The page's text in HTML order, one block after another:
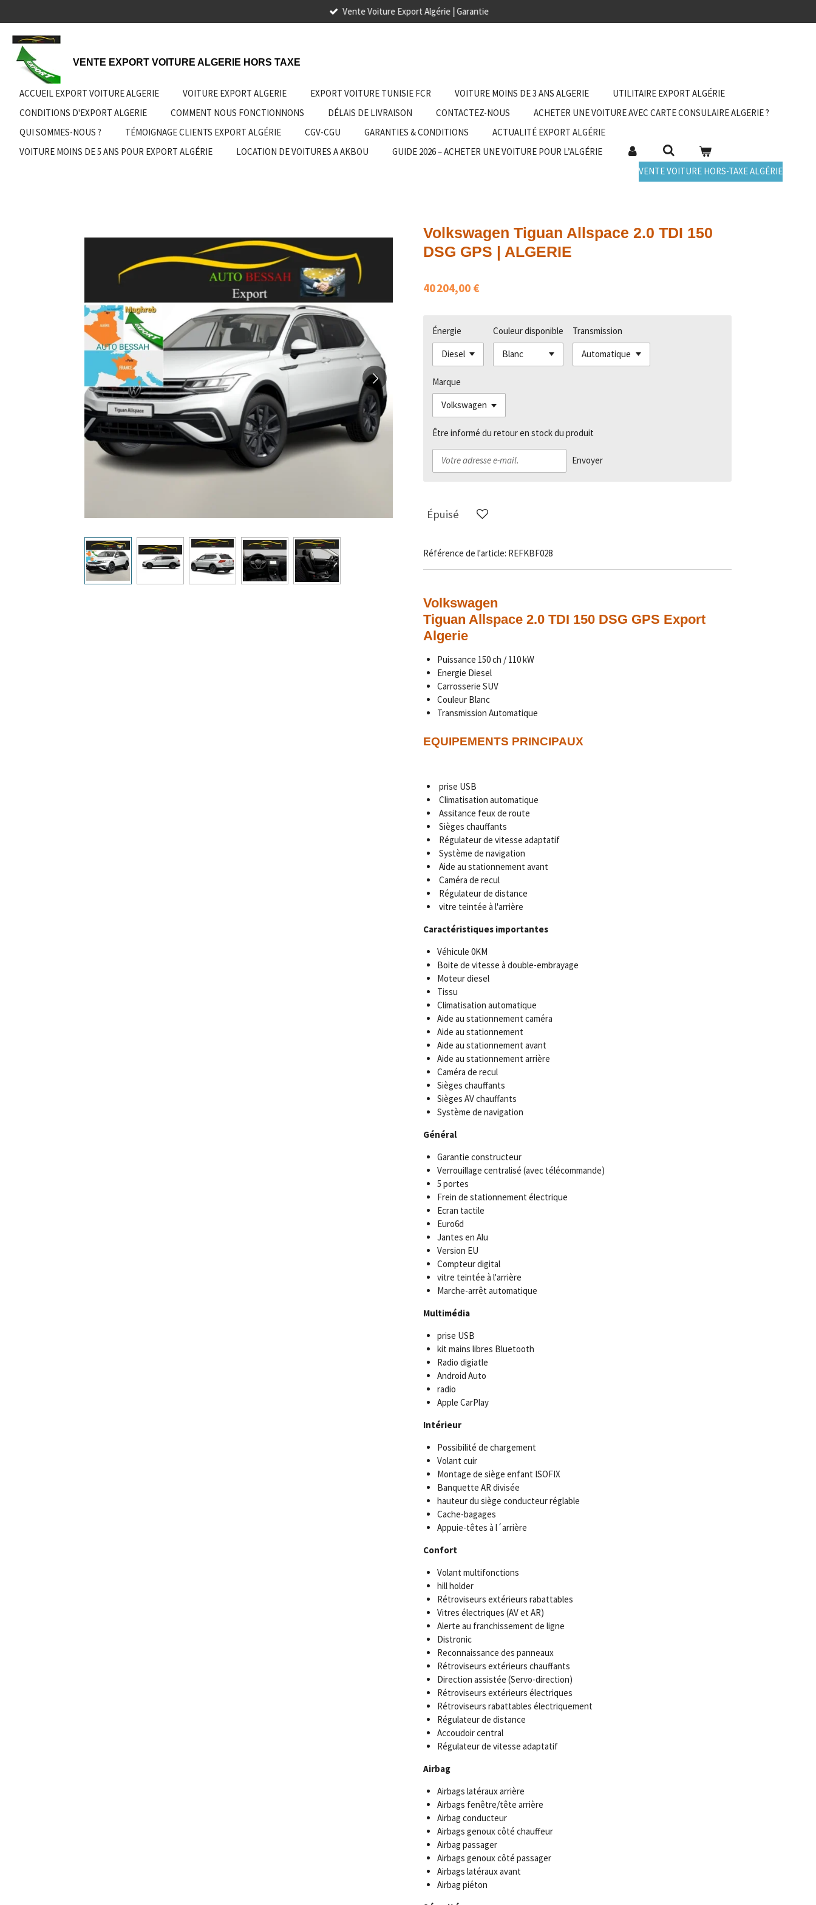
au
contenu
principal
Vente Voiture Export Algérie | Garantie
VENTE EXPORT VOITURE ALGERIE HORS TAXE
ACCUEIL EXPORT VOITURE ALGERIE VOITURE EXPORT ALGERIE EXPORT VOITURE TUNISIE FCR VOITURE MOINS DE 3 ANS ALGERIE
UTILITAIRE EXPORT ALGÉRIE
CONDITIONS D'EXPORT ALGERIE
COMMENT NOUS FONCTIONNONS DÉLAIS DE LIVRAISON CONTACTEZ-NOUS
ACHETER UNE VOITURE AVEC CARTE CONSULAIRE ALGERIE ?
QUI SOMMES-NOUS ?
TÉMOIGNAGE CLIENTS EXPORT ALGÉRIE CGV-CGU GARANTIES & CONDITIONS
ACTUALITÉ EXPORT ALGÉRIE
VOITURE MOINS DE 5 ANS POUR EXPORT ALGÉRIE
LOCATION DE VOITURES A AKBOU
GUIDE 2026 – ACHETER UNE VOITURE POUR L’ALGÉRIE
VENTE VOITURE HORS-TAXE ALGÉRIE
Volkswagen Tiguan Allspace 2.0 TDI 150
DSG GPS | ALGERIE
40 204,00 €
Énergie Couleur disponible Transmission
Marque
Être informé du retour en stock du produit
Envoyer
Épuisé
Référence de l'article: REFKBF028
Volkswagen
Tiguan Allspace 2.0 TDI 150 DSG GPS Export
Algerie
Puissance 150 ch / 110 kW
Energie Diesel
Carrosserie SUV
Couleur Blanc
Transmission Automatique
EQUIPEMENTS PRINCIPAUX
prise USB
Climatisation automatique
Assitance feux de route
Sièges chauffants
Régulateur de vitesse adaptatif
Système de navigation
Aide au stationnement avant
Caméra de recul
Régulateur de distance
vitre teintée à l'arrière
Caractéristiques importantes
Véhicule 0KM
Boite de vitesse à double-embrayage
Moteur diesel
Tissu
Climatisation automatique
Aide au stationnement caméra
Aide au stationnement
Aide au stationnement avant
Aide au stationnement arrière
Caméra de recul
Sièges chauffants
Sièges AV chauffants
Système de navigation
Général
Garantie constructeur
Verrouillage centralisé (avec télécommande)
5 portes
Frein de stationnement électrique
Ecran tactile
Euro6d
Jantes en Alu
Version EU
Compteur digital
vitre teintée à l'arrière
Marche-arrêt automatique
Multimédia
prise USB
kit mains libres Bluetooth
Radio digiatle
Android Auto
radio
Apple CarPlay
Intérieur
Possibilité de chargement
Volant cuir
Montage de siège enfant ISOFIX
Banquette AR divisée
hauteur du siège conducteur réglable
Cache-bagages
Appuie-têtes à l´arrière
Confort
Volant multifonctions
hill holder
Rétroviseurs extérieurs rabattables
Vitres électriques (AV et AR)
Alerte au franchissement de ligne
Distronic
Reconnaissance des panneaux
Rétroviseurs extérieurs chauffants
Direction assistée (Servo-direction)
Rétroviseurs extérieurs électriques
Rétroviseurs rabattables électriquement
Régulateur de distance
Accoudoir central
Régulateur de vitesse adaptatif
Airbag
Airbags latéraux arrière
Airbags fenêtre/tête arrière
Airbag conducteur
Airbags genoux côté chauffeur
Airbag passager
Airbags genoux côté passager
Airbags latéraux avant
Airbag piéton